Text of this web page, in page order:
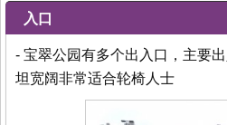
入口
- 宝翠公园有多个出入口，主要
坦宽阔非常适合轮椅人士